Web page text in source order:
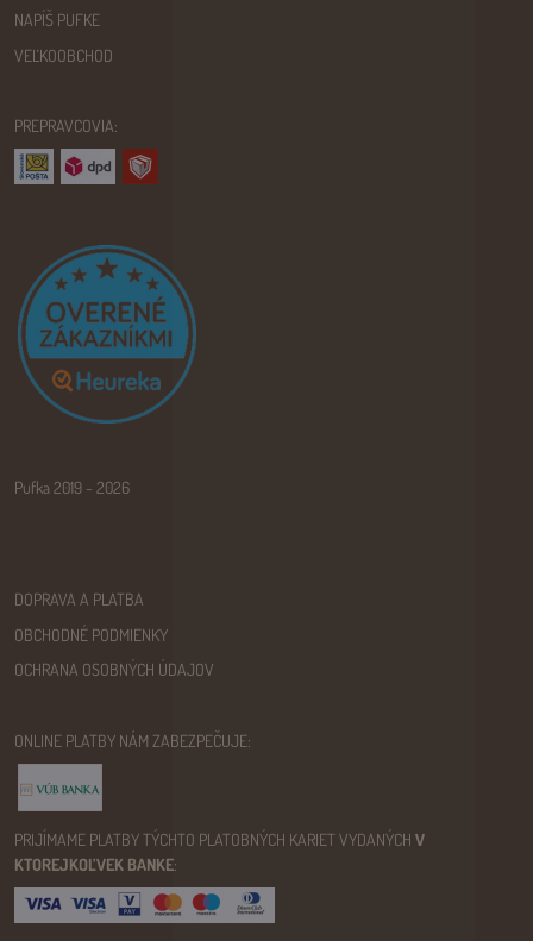
NAPÍŠ PUFKE
VEĽKOOBCHOD
PREPRAVCOVIA:
Pufka 2019 - 2026
DOPRAVA A PLATBA
OBCHODNÉ PODMIENKY
OCHRANA OSOBNÝCH ÚDAJOV
ONLINE PLATBY NÁM ZABEZPEČUJE:
PRIJÍMAME PLATBY TÝCHTO PLATOBNÝCH KARIET VYDANÝCH V
KTOREJKOĽVEK BANKE: